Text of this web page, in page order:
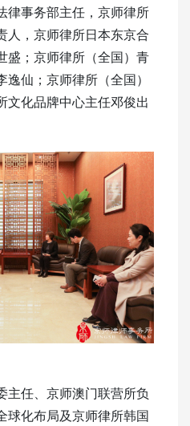
律事务部主任，京师律所
人，京师律所日本东京合
盛；京师律所（全国）青
仙；京师律所（全国）
文化品牌中心主任邓俊出
主任、京师澳门联营所负
球化布局及京师律所韩国